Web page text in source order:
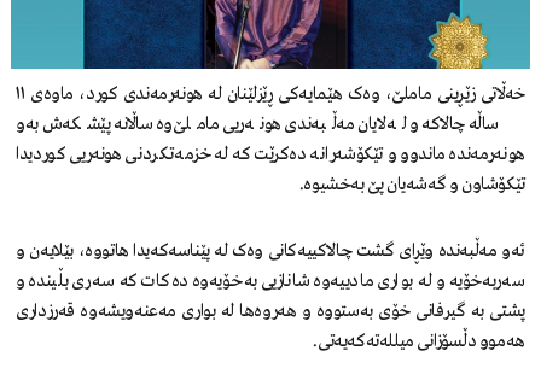
خەڵاتی زێڕینی ماملێ، وەک هێمایەکی ڕێزلێنان لە هونەرمەندی کورد، ماوەی ١١
ساڵە چالاکە و لەلایان مەڵبەندی هونەریی ماملێ‌وە ساڵانە پێشکەش بەو
هونەرمەندە ماندوو و تێکۆشەرانە دەکرێت کە لە خزمەتکردنی هونەریی کوردیدا
تێکۆشاون و گەشەیان پێ بەخشیوە.
ئەو مەڵبەندە وێڕای گشت چالاکییەکانی وەک لە پێناسەکەیدا هاتووە، بێلایەن و
سەربەخۆیە و لە بواری مادییەوە شانازیی بەخۆیەوە دەکات کە سەری بڵیندە و
پشتی بە گیرفانی خۆی بەستووە و هەروەها لە بواری مەعنەویشەوە قەرزداری
هەموو دڵسۆزانی میللەتەکەیەتی.